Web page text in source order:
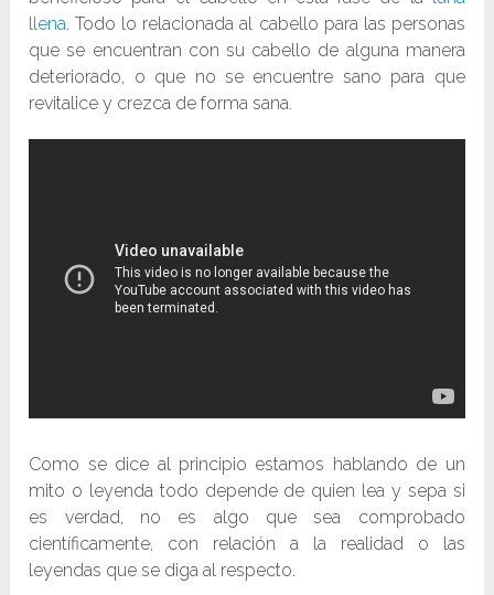
llena. Todo lo relacionada al cabello para las personas
que se encuentran con su cabello de alguna manera
deteriorado, o que no se encuentre sano para que
revitalice y crezca de forma sana.
Como se dice al principio estamos hablando de un
mito o leyenda todo depende de quien lea y sepa si
es verdad, no es algo que sea comprobado
científicamente, con relación a la realidad o las
leyendas que se diga al respecto.